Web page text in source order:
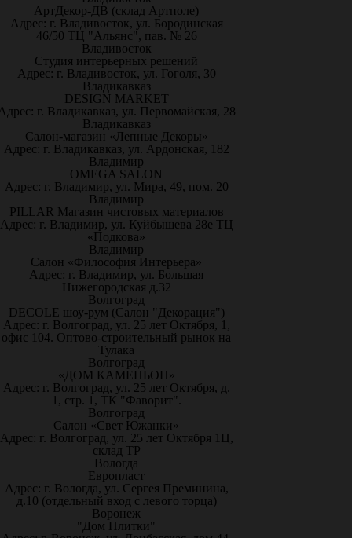
АртДекор-ДВ (склад Артполе)
Адрес: г. Владивосток, ул. Бородинская
46/50 ТЦ "Альянс", пав. № 26
Владивосток
Студия интерьерных решений
Адрес: г. Владивосток, ул. Гоголя, 30
Владикавказ
DESIGN MARKET
г. Владикавказ, ул. Первомайская, 28
Владикавказ
Салон-магазин «Лепные Декоры»
Адрес: г. Владикавказ, ул. Ардонская, 182
Владимир
OMEGA SALON
Адрес: г. Владимир, ул. Мира, 49, пом. 20
Владимир
PILLAR Магазин чистовых материалов
Адрес: г. Владимир, ул. Куйбышева 28е ТЦ
«Подкова»
Владимир
Салон «Философия Интерьера»
Адрес: г. Владимир, ул. Большая
Нижегородская д.32
Волгоград
DECOLE шоу-рум (Салон "Декорация")
Адрес: г. Волгоград, ул. 25 лет Октября, 1,
офис 104. Оптово-строительный рынок на
Тулака
Волгоград
«ДОМ КАМЕНЬОН»
Адрес: г. Волгоград, ул. 25 лет Октября, д.
1, стр. 1, ТК "Фаворит".
Волгоград
Салон «Свет Южанки»
Адрес: г. Волгоград, ул. 25 лет Октября 1Ц,
склад ТР
Вологда
Европласт
Адрес: г. Вологда, ул. Сергея Преминина,
д.10 (отдельный вход с левого торца)
Воронеж
"Дом Плитки"